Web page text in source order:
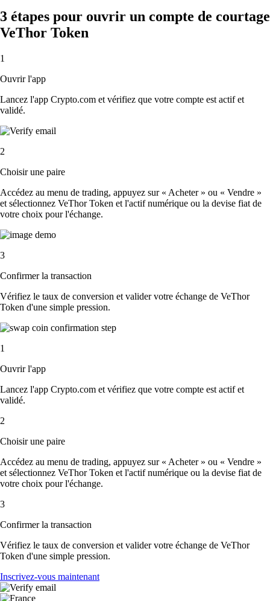
3 étapes pour ouvrir un compte de courtage
VeThor Token
1
Ouvrir l'app
Lancez l'app Crypto.com et vérifiez que votre compte est actif et
validé.
2
Choisir une paire
Accédez au menu de trading, appuyez sur « Acheter » ou « Vendre »
et sélectionnez VeThor Token et l'actif numérique ou la devise fiat de
votre choix pour l'échange.
3
Confirmer la transaction
Vérifiez le taux de conversion et valider votre échange de VeThor
Token d'une simple pression.
1
Ouvrir l'app
Lancez l'app Crypto.com et vérifiez que votre compte est actif et
validé.
2
Choisir une paire
Accédez au menu de trading, appuyez sur « Acheter » ou « Vendre »
et sélectionnez VeThor Token et l'actif numérique ou la devise fiat de
votre choix pour l'échange.
3
Confirmer la transaction
Vérifiez le taux de conversion et valider votre échange de VeThor
Token d'une simple pression.
Inscrivez-vous maintenant